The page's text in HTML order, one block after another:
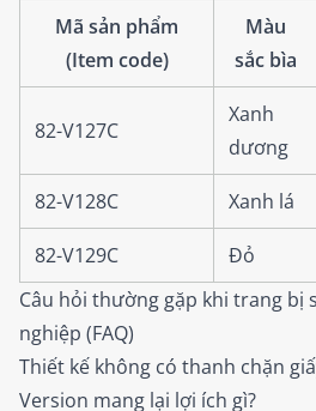
Mã sản phẩm
(Item code)
Màu
sắc bìa
82-V127C
Xanh
dương
82-V128C Xanh lá
82-V129C Đỏ
Câu hỏi thường gặp khi trang bị
nghiệp (FAQ)
Thiết kế không có thanh chặn
Version mang lại lợi ích gì?